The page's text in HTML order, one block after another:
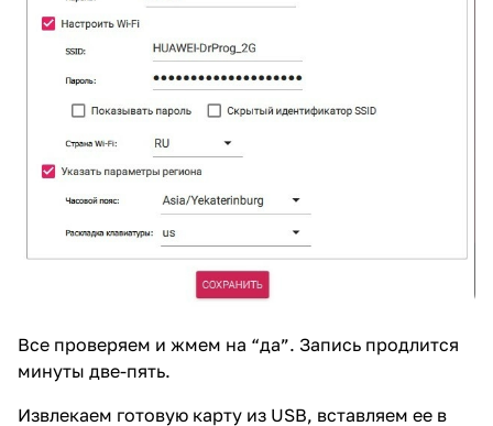
Все проверяем и жмем на “да”. Запись продлится
минуты две-пять.
Извлекаем готовую карту из USB, вставляем ее в